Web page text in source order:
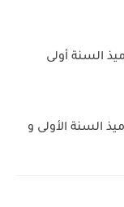
السنة أولى
السنة الأولى و